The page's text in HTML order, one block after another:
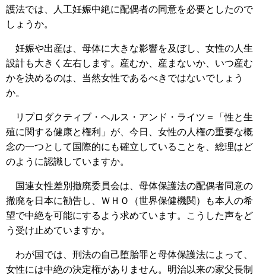
護法では、人工妊娠中絶に配偶者の同意を必要としたので
しょうか。
妊娠や出産は、母体に大きな影響を及ぼし、女性の人生
設計も大きく左右します。産むか、産まないか、いつ産む
かを決めるのは、当然女性であるべきではないでしょう
か。
リプロダクティブ・ヘルス・アンド・ライツ＝「性と生
殖に関する健康と権利」が、今日、女性の人権の重要な概
念の一つとして国際的にも確立していることを、総理はど
のように認識していますか。
国連女性差別撤廃委員会は、母体保護法の配偶者同意の
撤廃を日本に勧告し、ＷＨＯ（世界保健機関）も本人の希
望で中絶を可能にするよう求めています。こうした声をど
う受け止めていますか。
わが国では、刑法の自己堕胎罪と母体保護法によって、
女性には中絶の決定権がありません。明治以来の家父長制